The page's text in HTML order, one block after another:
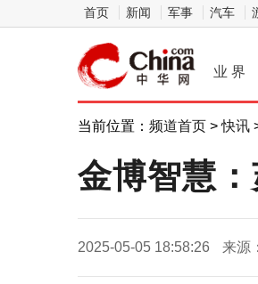
首页 新闻 军事 汽车
业 界
当前位置： 频道首页 >快讯
金博智慧
2025-05-05 18:58:26 来源